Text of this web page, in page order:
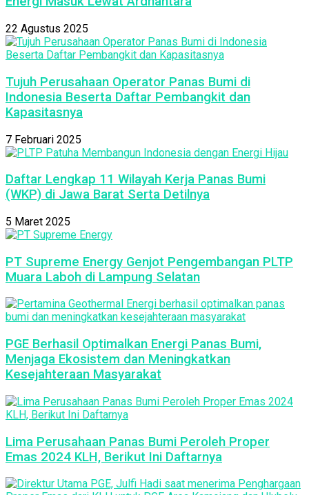
22 Agustus 2025
Tujuh Perusahaan Operator Panas Bumi di
Indonesia Beserta Daftar Pembangkit dan
Kapasitasnya
7 Februari 2025
Daftar Lengkap 11 Wilayah Kerja Panas Bumi
(WKP) di Jawa Barat Serta Detilnya
5 Maret 2025
PT Supreme Energy Genjot Pengembangan PLTP
Muara Laboh di Lampung Selatan
PGE Berhasil Optimalkan Energi Panas Bumi,
Menjaga Ekosistem dan Meningkatkan
Kesejahteraan Masyarakat
Lima Perusahaan Panas Bumi Peroleh Proper
Emas 2024 KLH, Berikut Ini Daftarnya